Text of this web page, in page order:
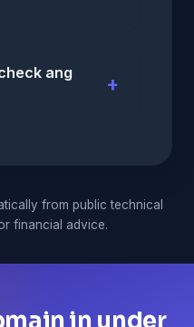
ang
from public technical
financial advice.
in under